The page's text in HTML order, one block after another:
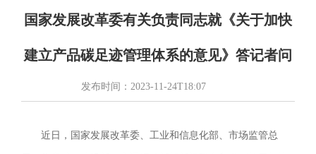
国家发展改革委有关负责同志就《关于加快
建立产品碳足迹管理体系的意见》答记者问
发布时间： 2023-11-24T18:07
近日，国家发展改革委、工业和信息化部、市场监管总